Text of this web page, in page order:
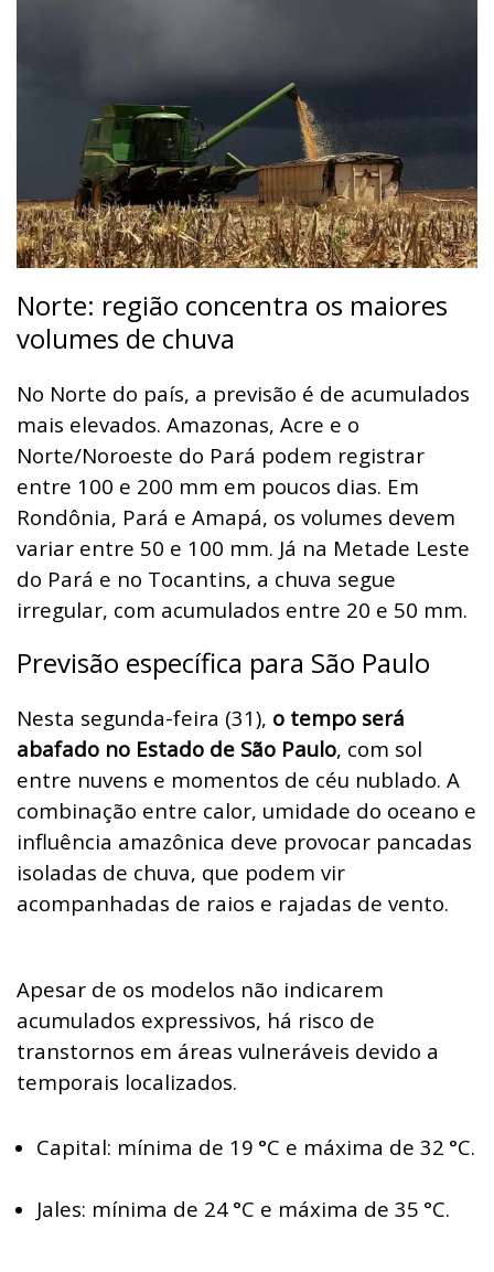
Norte: região concentra os maiores
volumes de chuva
No Norte do país, a previsão é de acumulados
mais elevados. Amazonas, Acre e o
Norte/Noroeste do Pará podem registrar
entre 100 e 200 mm em poucos dias. Em
Rondônia, Pará e Amapá, os volumes devem
variar entre 50 e 100 mm. Já na Metade Leste
do Pará e no Tocantins, a chuva segue
irregular, com acumulados entre 20 e 50 mm.
Previsão específica para São Paulo
Nesta segunda-feira (31), o tempo será
abafado no Estado de São Paulo, com sol
entre nuvens e momentos de céu nublado. A
combinação entre calor, umidade do oceano e
influência amazônica deve provocar pancadas
isoladas de chuva, que podem vir
acompanhadas de raios e rajadas de vento.
Apesar de os modelos não indicarem
acumulados expressivos, há risco de
transtornos em áreas vulneráveis devido a
temporais localizados.
Capital: mínima de 19 °C e máxima de 32 °C.
Jales: mínima de 24 °C e máxima de 35 °C.